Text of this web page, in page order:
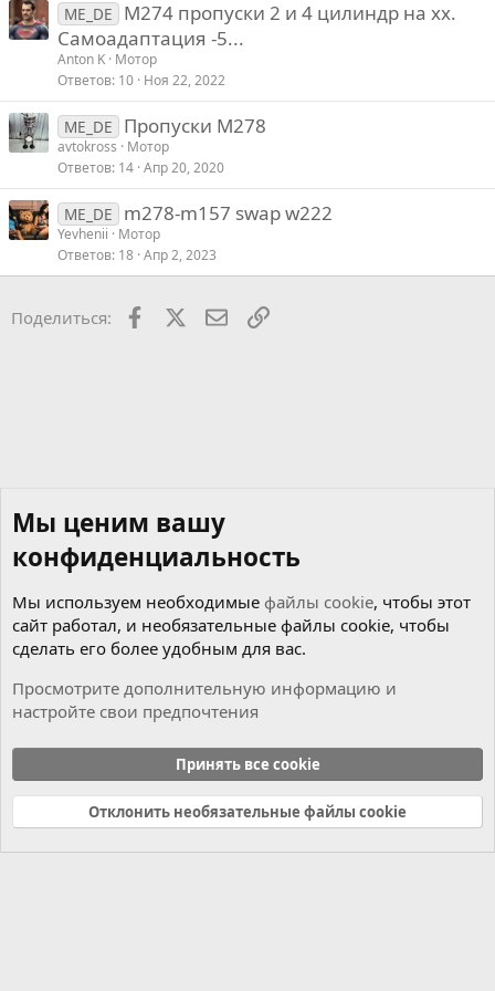
ME_DE
М274 пропуски 2 и 4 цилиндр на хх.
Самоадаптация -5...
Anton K Мотор
Ответов 10 Ноя 22, 2022
ME_DE Пропуски M278
avtokross
Мотор
Ответов 14 Апр 20, 2020
ME_DE m278-m157 swap w222
Yevhenii
Мотор
Ответов 18 Апр 2, 2023
Поделиться: Facebook ПочтаСсылкой
Cookies
Russian (RU)
Связь с нами
Условия и правила
Политика конфиденциальности
Справка Главная
R
Мы ценим вашу
конфиденциальность
Мы используем необходимые файлы cookie, чтобы этот
сайт работал, и необязательные файлы cookie, чтобы
сделать его более удобным для вас.
Просмотрите дополнительную информацию и
настройте свои предпочтения
Принять все cookie
Отклонить необязательные файлы cookie